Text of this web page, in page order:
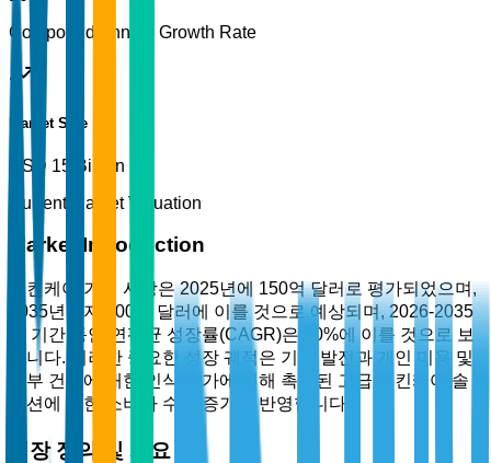
Compound Annual Growth Rate
Market Size
USD 15 Billion
Current Market Valuation
Market Introduction
스킨케어 기기 시장은 2025년에 150억 달러로 평가되었으며,
2035년까지 400억 달러에 이를 것으로 예상되며, 2026-2035
년 기간 동안 연평균 성장률(CAGR)은 10%에 이를 것으로 보
입니다. 이러한 중요한 성장 궤적은 기술 발전과 개인 미용 및
피부 건강에 대한 인식 증가에 의해 촉진된 고급 스킨케어 솔
루션에 대한 소비자 수요 증가를 반영합니다.
시장 정의 및 개요